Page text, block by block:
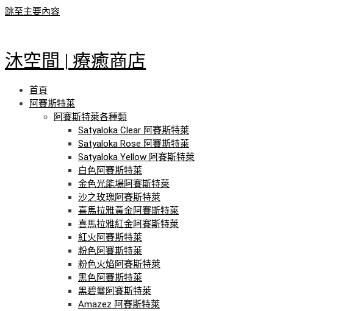
跳至主要內容
沐空間 | 療癒商店
首頁
阿賽斯特萊
阿賽斯特萊各種類
Satyaloka Clear 阿賽斯特萊
Satyaloka Rose 阿賽斯特萊
Satyaloka Yellow 阿賽斯特萊
白色阿賽斯特萊
金色光能場阿賽斯特萊
沙之玫瑰阿賽斯特萊
喜馬拉雅黃金阿賽斯特萊
喜馬拉雅紅金阿賽斯特萊
紅火阿賽斯特萊
粉色阿賽斯特萊
粉色火焰阿賽斯特萊
黑色阿賽斯特萊
黑碧璽阿賽斯特萊
Amazez 阿賽斯特萊